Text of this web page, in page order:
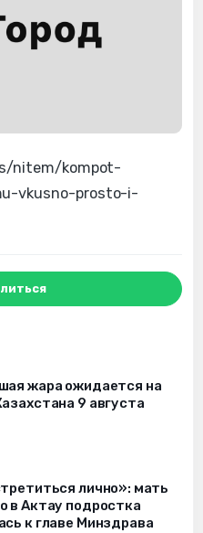
nitem/kompot-
vkusno-prosto-i-
жара ожидается на
9 августа
лично»: мать
в Актау подростка
к главе Минздрава